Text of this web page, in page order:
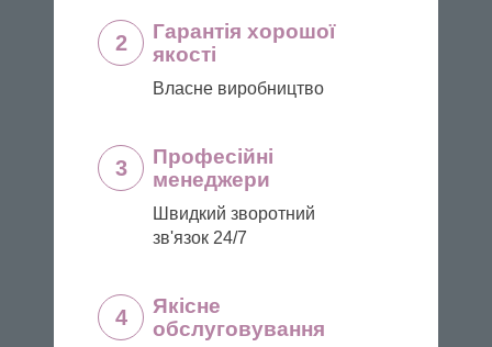
2
Гарантія хорошої
якості
Власне виробництво
3
Професійні
менеджери
Швидкий зворотний
зв'язок 24/7
4
Якісне
обслуговування